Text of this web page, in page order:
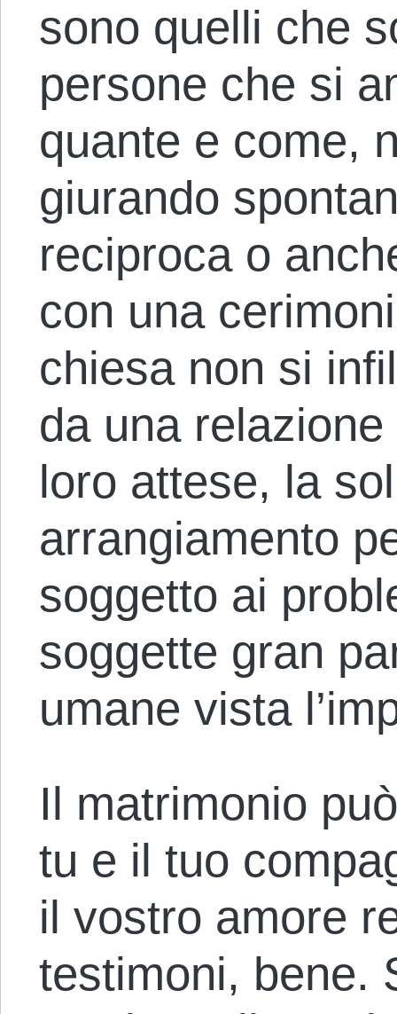
sono quelli che
persone che si
quante e come,
giurando
reciproca o
con una
chiesa non si
da una
loro attese, la
arrangiamento
soggetto ai
soggette gran
umane vista
Il matrimonio
tu e il tuo
il vostro amore
testimoni, bene.